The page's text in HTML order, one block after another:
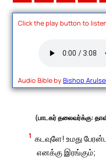
Click the play button to
Audio Bible byBishop
(பாடகர் தலைவர்க்கு:
1 கடவுளே! உமது
எனக்கு இரங்கும்;